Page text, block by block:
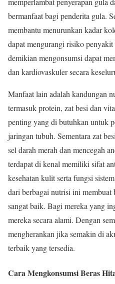
bermanfaat bagi penderita gula.
membantu menurunkan kadar
dapat mengurangi risiko
demikian mengonsumsi dapat
dan kardiovaskuler secara
Manfaat lain adalah kandungan
termasuk protein, zat besi dan
penting yang di butuhkan untuk
jaringan tubuh. Sementara zat
sel darah merah dan mencegah
terdapat di kenal memiliki sifat
kesehatan kulit serta fungsi
dari berbagai nutrisi ini
sangat baik. Bagi mereka yang
mereka secara alami. Dengan
mengherankan jika semakin di
terbaik yang tersedia.
Cara Mengkonsumsi Beras